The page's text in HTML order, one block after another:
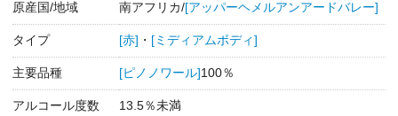
原産国/地域 南アフリカ/[アッパーヘメルアンアードバレー]
タイプ [赤] ・ [ミディアムボディ]
主要品種 [ピノノワール] 100％
アルコール度数 13.5％未満